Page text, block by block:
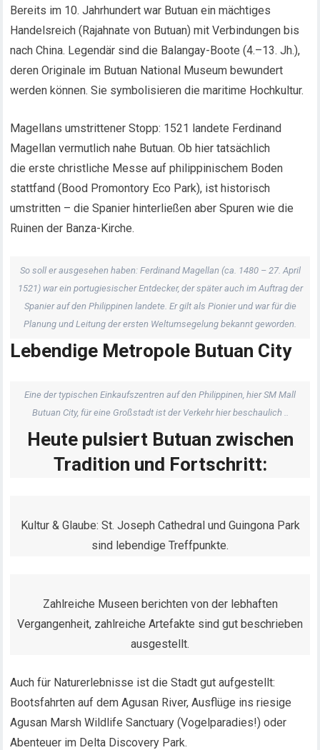
Bereits im 10. Jahrhundert war Butuan ein mächtiges
Handelsreich (Rajahnate von Butuan) mit Verbindungen bis
nach China. Legendär sind die Balangay-Boote (4.–13. Jh.),
deren Originale im Butuan National Museum bewundert
werden können. Sie symbolisieren die maritime Hochkultur.
Magellans umstrittener Stopp: 1521 landete Ferdinand
Magellan vermutlich nahe Butuan. Ob hier tatsächlich
die erste christliche Messe auf philippinischem Boden
stattfand (Bood Promontory Eco Park), ist historisch
umstritten – die Spanier hinterließen aber Spuren wie die
Ruinen der Banza-Kirche.
So soll er ausgesehen haben: Ferdinand Magellan (ca. 1480 – 27. April
1521) war ein portugiesischer Entdecker, der später auch im Auftrag der
Spanier auf den Philippinen landete. Er gilt als Pionier und war für die
Planung und Leitung der ersten Weltumsegelung bekannt geworden.
Lebendige Metropole Butuan City
Eine der typischen Einkaufszentren auf den Philippinen, hier SM Mall
Butuan City, für eine Großstadt ist der Verkehr hier beschaulich ..
Heute pulsiert Butuan zwischen
Tradition und Fortschritt:
Kultur & Glaube: St. Joseph Cathedral und Guingona Park
sind lebendige Treffpunkte.
Zahlreiche Museen berichten von der lebhaften
Vergangenheit, zahlreiche Artefakte sind gut beschrieben
ausgestellt.
Auch für Naturerlebnisse ist die Stadt gut aufgestellt:
Bootsfahrten auf dem Agusan River, Ausflüge ins riesige
Agusan Marsh Wildlife Sanctuary (Vogelparadies!) oder
Abenteuer im Delta Discovery Park.